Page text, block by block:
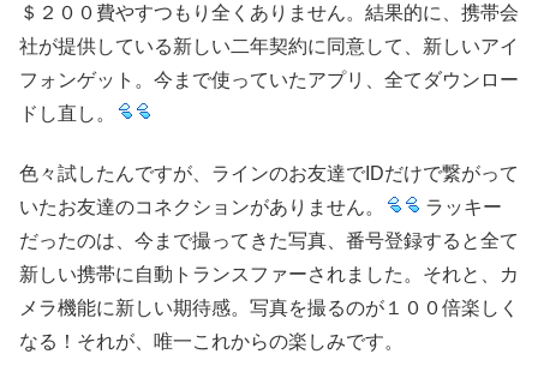
＄２００費やすつもり全くありません。結果的に、携帯会
社が提供している新しい二年契約に同意して、新しいアイ
フォンゲット。今まで使っていたアプリ、全てダウンロー
ドし直し。
色々試したんですが、ラインのお友達でIDだけで繋がって
いたお友達のコネクションがありません。
ラッキー
だったのは、今まで撮ってきた写真、番号登録すると全て
新しい携帯に自動トランスファーされました。それと、カ
メラ機能に新しい期待感。写真を撮るのが１００倍楽しく
なる！それが、唯一これからの楽しみです。